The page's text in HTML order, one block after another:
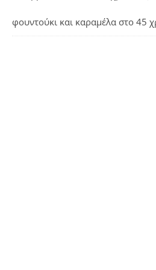
φουντούκι και καραμέλα στο 45